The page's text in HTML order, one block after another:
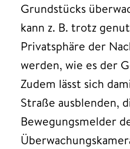
Grundstücks
kann z. B. trotz
Privatsphäre der
werden, wie es der
Zudem lässt sich
Straße ausblenden,
Bewegungsmelder